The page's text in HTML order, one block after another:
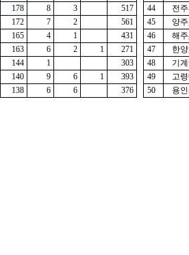
178 8 3 517 44
전
172 7 2 561 45
양
165 4 1 431 46
해
163 6 2 1 271 47
한
144 1 303 48
기
140 9 6 1 393 49
고
138 6 6 376 50 용